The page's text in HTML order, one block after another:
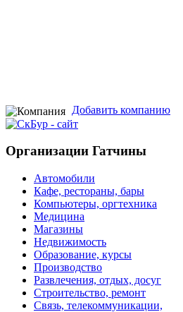
Добавить компанию
Организации Гатчины
Автомобили
Кафе, рестораны, бары
Компьютеры, оргтехника
Медицина
Магазины
Недвижимость
Образование, курсы
Производство
Развлечения, отдых, досуг
Строительство, ремонт
Связь, телекоммуникации,